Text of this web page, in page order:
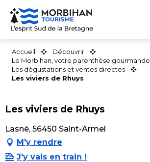
Aller
contenu
Accueil
Découvrir
Le Morbihan, votre parenthèse gourmande
Les dégustations et ventes directes
Les viviers de Rhuys
Les viviers de Rhuys
Lasné, 56450 Saint-Armel
M'y rendre
J'y vais en train !